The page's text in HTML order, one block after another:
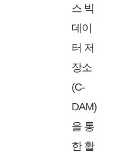
스 빅
데이
터 저
장소
(C-
DAM)
을 통
한 활